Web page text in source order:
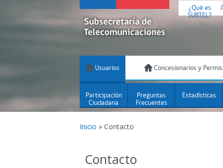
¿Qué es
SUBTEL?
Usuarios Concesionarios y
Participación
Ciudadana
Preguntas
Frecuentes
Estadísticas
Inicio » Contacto
Contacto